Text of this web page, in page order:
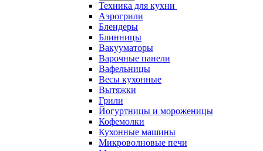
Техника для кухни
Аэрогрили
Блендеры
Блинницы
Вакууматоры
Варочные панели
Вафельницы
Весы кухонные
Вытяжки
Грили
Йогуртницы и мороженицы
Кофемолки
Кухонные машины
Микроволновые печи